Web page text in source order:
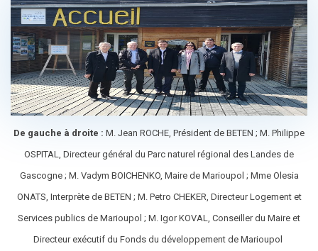
De gauche à droite : M. Jean ROCHE, Président de BETEN ; M. Philippe
OSPITAL, Directeur général du Parc naturel régional des Landes de
Gascogne ; M. Vadym BOICHENKO, Maire de Marioupol ; Mme Olesia
ONATS, Interprète de BETEN ; M. Petro CHEKER, Directeur Logement et
Services publics de Marioupol ; M. Igor KOVAL, Conseiller du Maire et
Directeur exécutif du Fonds du développement de Marioupol